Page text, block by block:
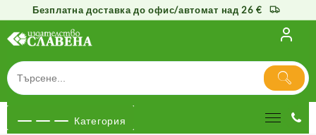
Безплатна доставка до офис/автомат над 26 €
съдържанието
Категория